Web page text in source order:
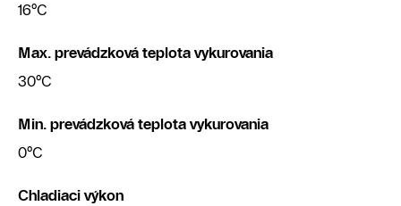
16°C
Max. prevádzková teplota vykurovania
30°C
Min. prevádzková teplota vykurovania
0°C
Chladiaci výkon